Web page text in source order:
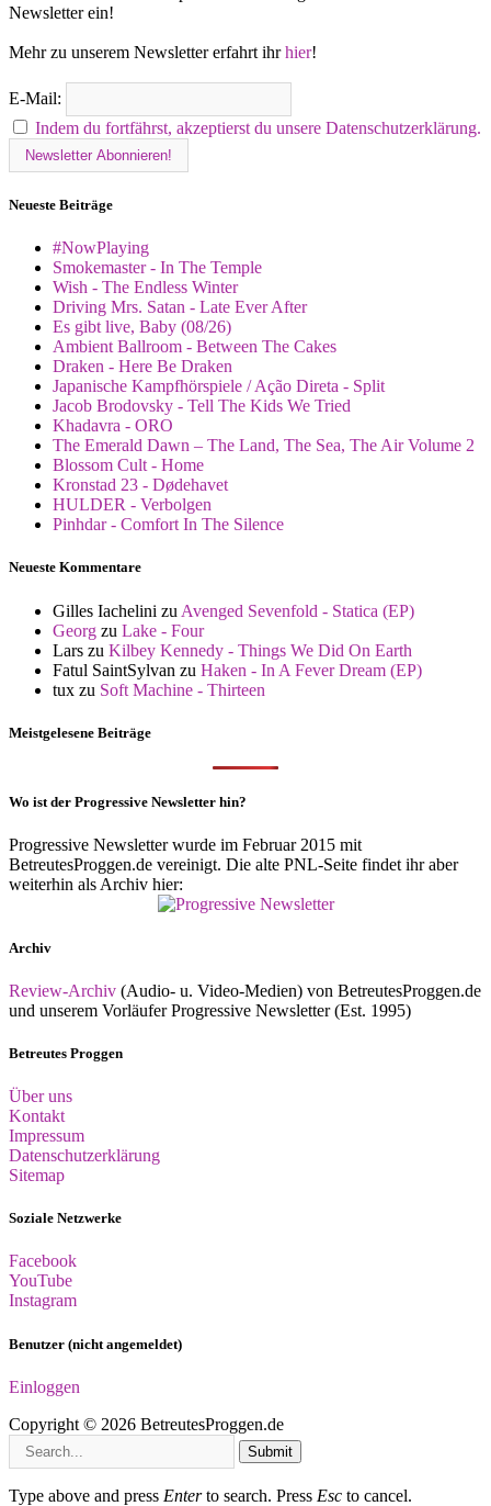
Newsletter ein!
Mehr zu unserem Newsletter erfahrt ihrhier!
E-Mail:
Indem du fortfährst, akzeptierst du unsere Datenschutzerklärung.
Neueste Beiträge
#NowPlaying
Smokemaster - In The Temple
Wish - The Endless Winter
Driving Mrs. Satan - Late Ever After
Es gibt live, Baby (08/26)
Ambient Ballroom - Between The Cakes
Draken - Here Be Draken
Japanische Kampfhörspiele / Ação Direta - Split
Jacob Brodovsky - Tell The Kids We Tried
Khadavra - ORO
The Emerald Dawn – The Land, The Sea, The Air Volume 2
Blossom Cult - Home
Kronstad 23 - Dødehavet
HULDER - Verbolgen
Pinhdar - Comfort In The Silence
Neueste Kommentare
Gilles Iachelini zu Avenged Sevenfold - Statica (EP)
Georg zu Lake - Four
Lars zu Kilbey Kennedy - Things We Did On Earth
Fatul SaintSylvan zu Haken - In A Fever Dream (EP)
tux zu Soft Machine - Thirteen
Meistgelesene Beiträge
Wo ist der Progressive Newsletter hin?
Progressive Newsletter wurde im Februar 2015 mit
BetreutesProggen.de vereinigt. Die alte PNL-Seite findet ihr aber
weiterhin als Archiv hier:
Archiv
Review-Archiv (Audio- u. Video-Medien) von BetreutesProggen.de
und unserem Vorläufer Progressive Newsletter (Est. 1995)
Betreutes Proggen
Über uns
Kontakt
Impressum
Datenschutzerklärung
Sitemap
Soziale Netzwerke
Facebook
YouTube
Instagram
Benutzer (nicht angemeldet)
Einloggen
Copyright © 2026 BetreutesProggen.de
Submit
Type above and press Enterto search. Press Esc to cancel.